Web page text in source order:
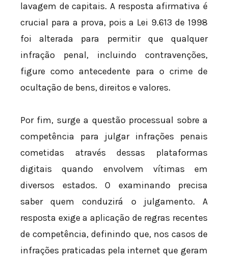
lavagem de capitais. A resposta afirmativa é
crucial para a prova, pois a Lei 9.613 de 1998
foi alterada para permitir que qualquer
infração penal, incluindo contravenções,
figure como antecedente para o crime de
ocultação de bens, direitos e valores.
Por fim, surge a questão processual sobre a
competência para julgar infrações penais
cometidas através dessas plataformas
digitais quando envolvem vítimas em
diversos estados. O examinando precisa
saber quem conduzirá o julgamento. A
resposta exige a aplicação de regras recentes
de competência, definindo que, nos casos de
infrações praticadas pela internet que geram